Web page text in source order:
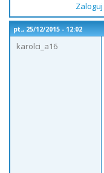
pt., 25/12/2015 - 12:02
karolci_a16